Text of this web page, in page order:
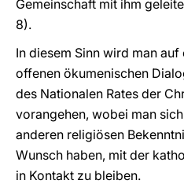
Gemeinschaft mit ihm
8).
In diesem Sinn wird man
offenen ökumenischen
des Nationalen Rates der
vorangehen, wobei man
anderen religiösen
Wunsch haben, mit der
in Kontakt zu bleiben.